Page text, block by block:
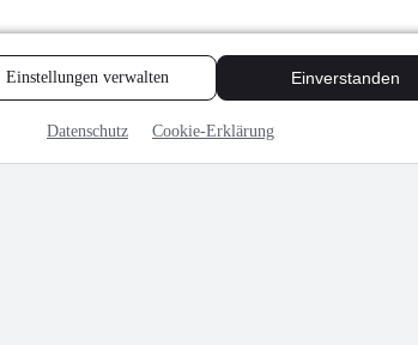
Einstellungen verwalten Einverstanden
Datenschutz Cookie-Erklärung